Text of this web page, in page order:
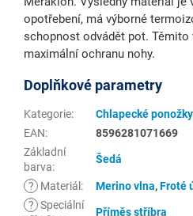
opotřebení, má výborné
schopnost odvádět pot.
maximální ochranu nohy.
Doplňkové parametry
Kategorie:
Chlapecké ponožky
EAN:
8596281071669
Základní
barva:
Šedá
? Materiál : Merino vlna,Froté
? Speciální
Příměs stříbra